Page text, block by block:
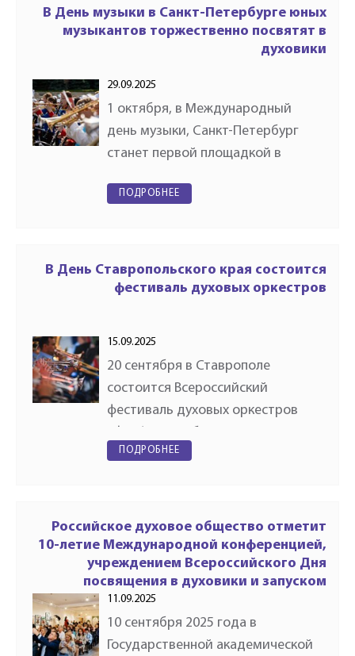
заслуженного деятеля искусств…
В День музыки в Санкт-Петербурге юных
музыкантов торжественно посвятят в
духовики
29.09.2025
1 октября, в Международный
день музыки, Санкт-Петербург
станет первой площадкой в
посвящение детей в музыканты-
Российское духовое…
ПОДРОБНЕЕ
В День Ставропольского края состоится
фестиваль духовых оркестров
15.09.2025
20 сентября в Ставрополе
состоится Всероссийский
фестиваль духовых оркестров
Краевая столица станет
проекта, объединившего
ведущие…
ПОДРОБНЕЕ
Российское духовое общество отметит
10-летие Международной конференцией,
учреждением Всероссийского Дня
посвящения в духовики и запуском
всероссийских творческих проектов
11.09.2025
10 сентября 2025 года в
Государственной академической